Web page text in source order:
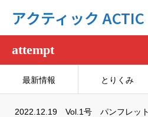
アクティック ACTIC
attempt
最新情報 とりくみ
2022.12.19 Vol.1号 パンフレット